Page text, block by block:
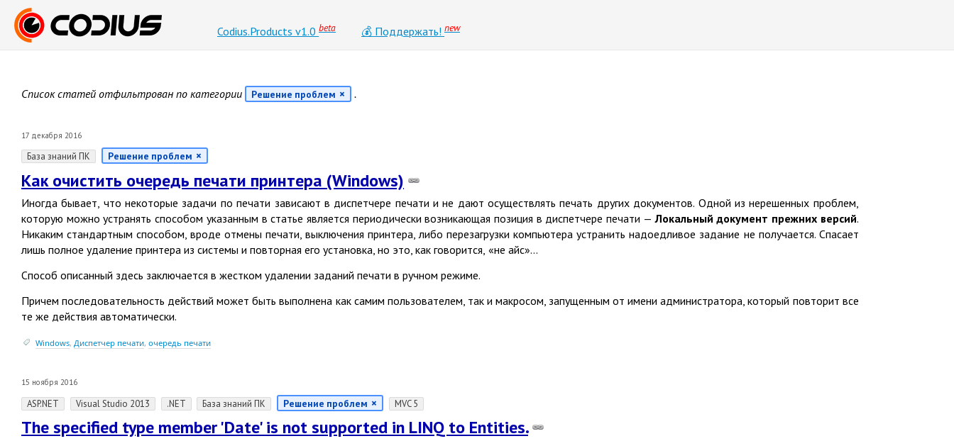
Codius.Products v1.0 beta 💰 Поддержать! new
Список статей отфильтрован по категории Решение проблем .
17 декабря 2016
База знаний ПК Решение проблем
Как очистить очередь печати принтера (Windows)
Иногда бывает, что некоторые задачи по печати зависают в диспетчере печати и не дают осуществлять печать других документов. Одной из нерешенных проблем,
которую можно устранять способом указанным в статье является периодически возникающая позиция в диспетчере печати —Локальный документ прежних версий.
Никаким стандартным способом, вроде отмены печати, выключения принтера, либо перезагрузки компьютера устранить надоедливое задание не получается. Спасает
лишь полное удаление принтера из системы и повторная его установка, но это, как говорится, «не айс»...
Способ описанный здесь заключается в жестком удалении заданий печати в ручном режиме.
Причем последовательность действий может быть выполнена как самим пользователем, так и макросом, запущенным от имени администратора, который повторит все
те же действия автоматически.
Windows, Диспетчер печати, очередь печати
15 ноября 2016
ASP.NET Visual Studio 2013 .NET База знаний ПК Решение проблем MVC 5
The specified type member 'Date' is not supported in LINQ to Entities.